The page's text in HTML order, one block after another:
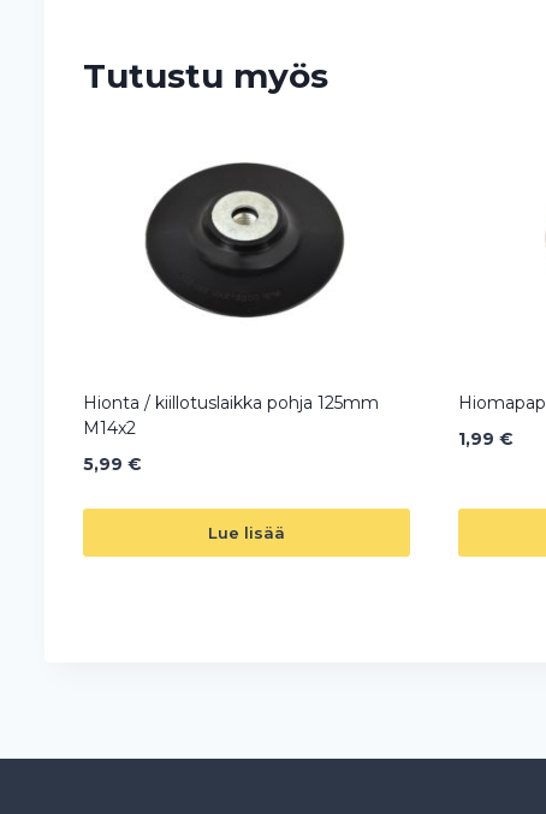
Tutustu myös
Hionta / kiillotuslaikka pohja 125mm
M14x2
5,99 €
Lue lisää
1,99 €